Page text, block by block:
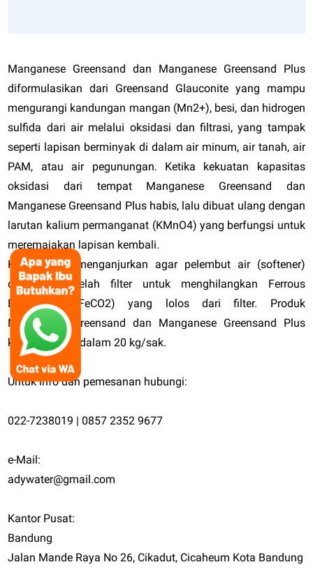
Manganese Greensand dan Manganese Greensand Plus
diformulasikan dari Greensand Glauconite yang mampu
mengurangi kandungan mangan (Mn2+), besi, dan hidrogen
sulfida dari air melalui oksidasi dan filtrasi, yang tampak
seperti lapisan berminyak di dalam air minum, air tanah, air
PAM, atau air pegunungan. Ketika kekuatan kapasitas
oksidasi dari tempat Manganese Greensand dan
Manganese Greensand Plus habis, lalu dibuat ulang dengan
larutan kalium permanganat (KMnO4) yang berfungsi untuk
meremajakan lapisan kembali.
Kami selalu menganjurkan agar pelembut air (softener)
dipasang setelah filter untuk menghilangkan Ferrous
Bikarbonat (FeCO2) yang lolos dari filter. Produk
Manganese Greensand dan Manganese Greensand Plus
kami dikemas dalam 20 kg/sak.
Untuk info dan pemesanan hubungi:
022-7238019 | 0857 2352 9677
e-Mail:
adywater@gmail.com
Kantor Pusat:
Bandung
Jalan Mande Raya No 26, Cikadut, Cicaheum Kota Bandung